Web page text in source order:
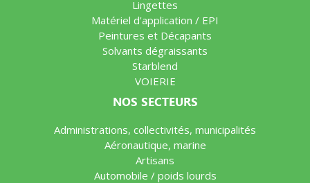
Lingettes
Matériel d'application / EPI
Peintures et Décapants
Solvants dégraissants
Starblend
VOIERIE
NOS SECTEURS
Administrations, collectivités, municipalités
Aéronautique, marine
Artisans
Automobile / poids lourds